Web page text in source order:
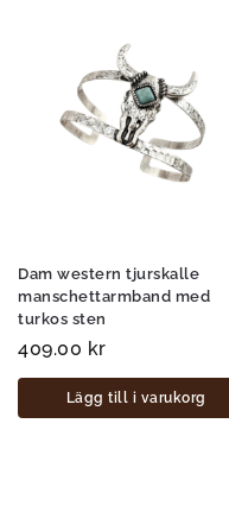
Dam western tjurskalle
manschettarmband med
turkos sten
409.00 kr
Lägg till i varukorg